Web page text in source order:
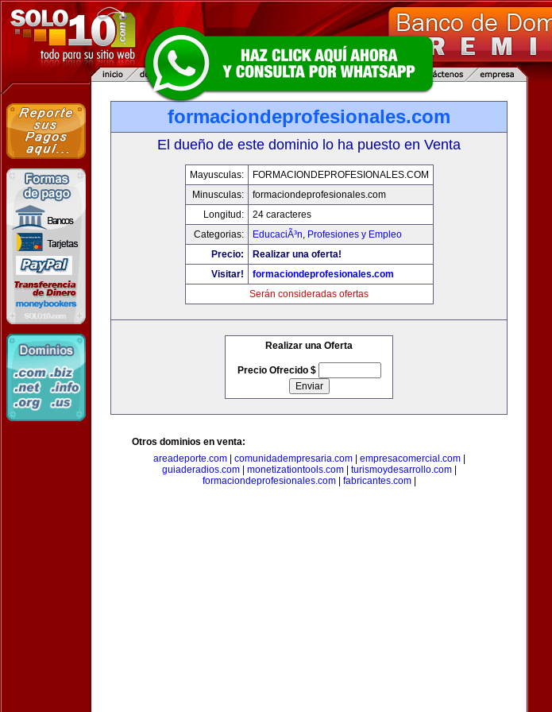
formaciondeprofesionales.com
El dueño de este dominio lo ha puesto en Venta
Mayusculas:
FORMACIONDEPROFESIONALES.COM
Minusculas:
formaciondeprofesionales.com
Longitud:
24 caracteres
Categorias:
EducaciÃ³n, Profesiones y Empleo
Precio:
Realizar una oferta!
Visitar!
formaciondeprofesionales.com
Serán consideradas ofertas
Realizar una Oferta
Precio Ofrecido $
Otros dominios en venta:
areadeporte.com| comunidadempresaria.com| empresacomercial.com|
guiaderadios.com| monetizationtools.com| turismoydesarrollo.com|
formaciondeprofesionales.com| fabricantes.com|